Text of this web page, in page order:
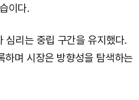
이다.
심리는 중립 구간을 유지했다.
며 시장은 방향성을 탐색하는